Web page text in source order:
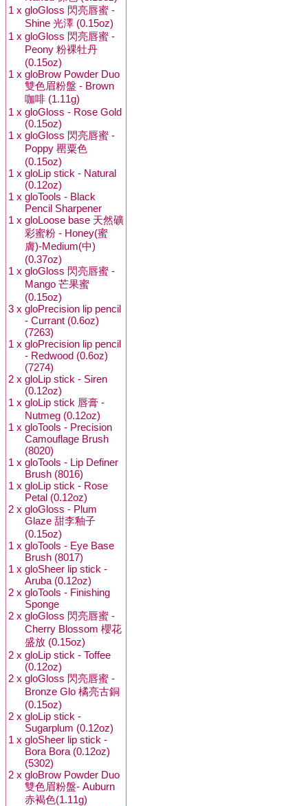
1 x gloGloss 閃亮唇蜜 -
Shine 光澤 (0.15oz)
1 x gloGloss 閃亮唇蜜 -
Peony 粉裸牡丹
(0.15oz)
1 x gloBrow Powder Duo
雙色眉粉盤 - Brown
咖啡 (1.11g)
1 x gloGloss - Rose Gold
(0.15oz)
1 x gloGloss 閃亮唇蜜 -
Poppy 罌粟色
(0.15oz)
1 x gloLip stick - Natural
(0.12oz)
1 x gloTools - Black
Pencil Sharpener
1 x gloLoose base 天然礦
彩蜜粉 - Honey(蜜
膚)-Medium(中)
(0.37oz)
1 x gloGloss 閃亮唇蜜 -
Mango 芒果蜜
(0.15oz)
3 x gloPrecision lip pencil
- Currant (0.6oz)
(7263)
1 x gloPrecision lip pencil
- Redwood (0.6oz)
(7274)
2 x gloLip stick - Siren
(0.12oz)
1 x gloLip stick 唇膏 -
Nutmeg (0.12oz)
1 x gloTools - Precision
Camouflage Brush
(8020)
1 x gloTools - Lip Definer
Brush (8016)
1 x gloLip stick - Rose
Petal (0.12oz)
2 x gloGloss - Plum
Glaze 甜李釉子
(0.15oz)
1 x gloTools - Eye Base
Brush (8017)
1 x gloSheer lip stick -
Aruba (0.12oz)
2 x gloTools - Finishing
Sponge
2 x gloGloss 閃亮唇蜜 -
Cherry Blossom 櫻花
盛放 (0.15oz)
2 x gloLip stick - Toffee
(0.12oz)
2 x gloGloss 閃亮唇蜜 -
Bronze Glo 橘亮古銅
(0.15oz)
2 x gloLip stick -
Sugarplum (0.12oz)
1 x gloSheer lip stick -
Bora Bora (0.12oz)
(5302)
2 x gloBrow Powder Duo
雙色眉粉盤- Auburn
赤褐色(1.11g)